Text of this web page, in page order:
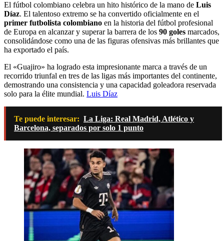
El fútbol colombiano celebra un hito histórico de la mano de Luis
Díaz. El talentoso extremo se ha convertido oficialmente en el
primer futbolista colombiano en la historia del fútbol profesional
de Europa en alcanzar y superar la barrera de los 90 goles marcados,
consolidándose como una de las figuras ofensivas más brillantes que
ha exportado el país.
El «Guajiro» ha logrado esta impresionante marca a través de un
recorrido triunfal en tres de las ligas más importantes del continente,
demostrando una consistencia y una capacidad goleadora reservada
solo para la élite mundial. Luis Díaz
Te puede interesar: La Liga: Real Madrid, Atlético y
Barcelona, separados por solo 1 punto